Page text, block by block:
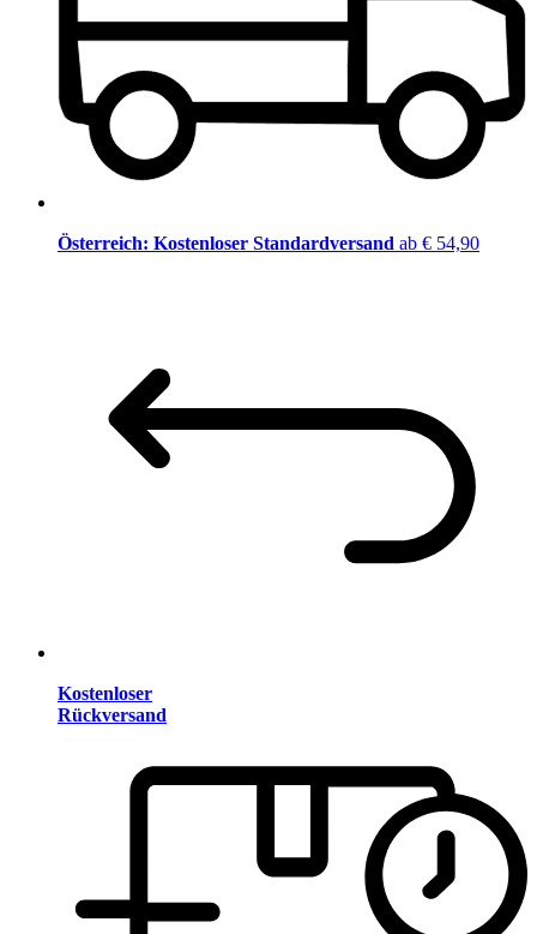
Österreich: Kostenloser Standardversand ab € 54,90
Kostenloser
Rückversand